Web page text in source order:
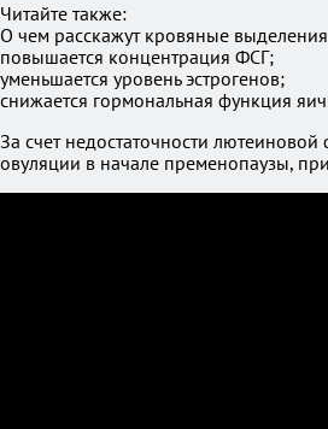
Читайте также:
О чем расскажут кровяные
повышается концентрация ФСГ;
уменьшается уровень эстрогенов;
снижается гормональная функция
За счет недостаточности
овуляции в начале пременопаузы,